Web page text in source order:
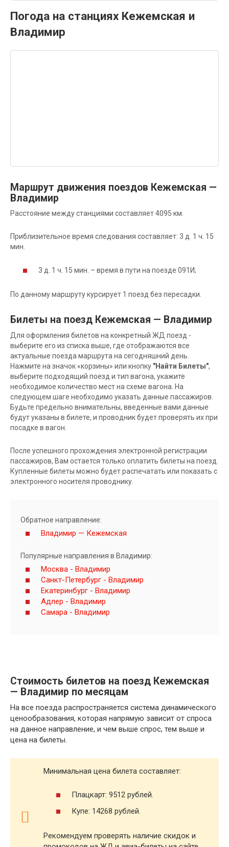
Погода на станциях Кежемская и
Владимир
Маршрут движения поездов Кежемская —
Владимир
Расстояние между станциями составляет 4095 км.
Приблизительное время следования составляет: 3 д. 1 ч. 15
мин.
3 д. 1 ч. 15 мин. – время в пути на поезде 091И;
По данному маршруту курсирует 1 поезд без пересадки.
Билеты на поезд Кежемская — Владимир
Для оформления билетов на конкретный ЖД поезд -
выберите его из списка выше, где отображаются все
актуальные поезда маршрута на сегодняшний день.
Нажмите на значок «корзины» или кнопку "Найти Билеты",
выберите подходящий поезд и тип вагона, укажите
необходимое количество мест на схеме вагона. На
следующем шаге необходимо указать данные пассажиров.
Будьте предельно внимательны, введенные вами данные
будут указаны в билете, и проводник будет проверять их при
посадке в вагон.
После успешного прохождения электронной регистрации
пассажиров, Вам остается только оплатить билеты на поезд.
Купленные билеты можно будет распечатать или показать с
электронного носителя проводнику.
Обратное направление:
Владимир — Кежемская
Популярные направления в Владимир:
Москва - Владимир
Санкт-Петербург - Владимир
Екатеринбург - Владимир
Адлер - Владимир
Самара - Владимир
Стоимость билетов на поезд Кежемская
— Владимир по месяцам
На все поезда распространяется система динамического
ценообразования, которая напрямую зависит от спроса
на данное направление, и чем выше спрос, тем выше и
цена на билеты.
Минимальная цена билета составляет:
Плацкарт: 9512 рублей.
Купе: 14268 рублей.
Рекомендуем проверять наличие скидок и